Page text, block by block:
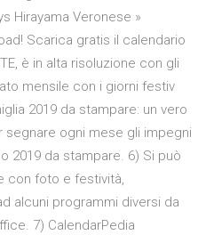
Hirayama Veronese »
Scarica gratis il calendario
è in alta risoluzione con gli
mensile con i giorni festiv
2019 da stampare: un vero
segnare ogni mese gli impegni
2019 da stampare. 6) Si può
con foto e festività,
alcuni programmi diversi da
7) CalendarPedia